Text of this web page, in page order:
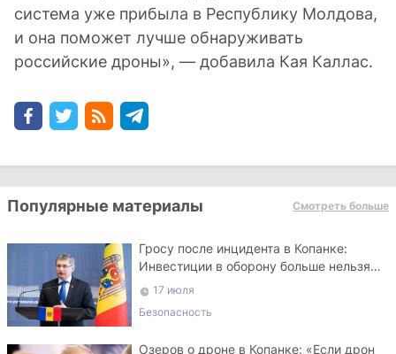
система уже прибыла в Республику Молдова,
и она поможет лучше обнаруживать
российские дроны», — добавила Кая Каллас.
Популярные материалы Смотреть больше
Гросу после инцидента в Копанке:
Инвестиции в оборону больше нельзя
откладывать
17 июля
Безопасность
Озеров о дроне в Копанке: «Если дрон